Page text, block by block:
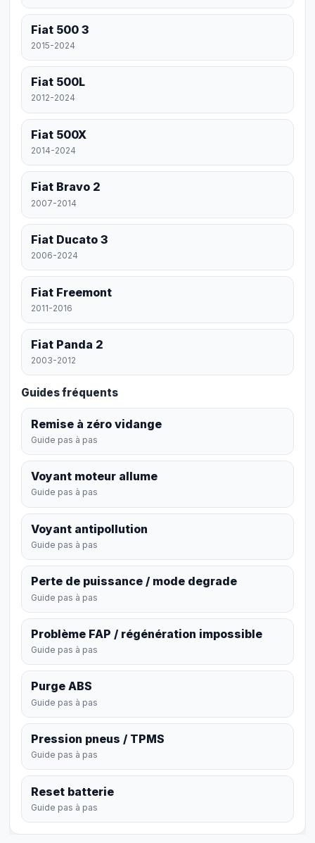
Fiat 500 3
2015-2024
Fiat 500L
2012-2024
Fiat 500X
2014-2024
Fiat Bravo 2
2007-2014
Fiat Ducato 3
2006-2024
Fiat Freemont
2011-2016
Fiat Panda 2
2003-2012
Guides fréquents
Remise à zéro vidange
Guide pas à pas
Voyant moteur allume
Guide pas à pas
Voyant antipollution
Guide pas à pas
Perte de puissance / mode degrade
Guide pas à pas
Problème FAP / régénération impossible
Guide pas à pas
Purge ABS
Guide pas à pas
Pression pneus / TPMS
Guide pas à pas
Reset batterie
Guide pas à pas